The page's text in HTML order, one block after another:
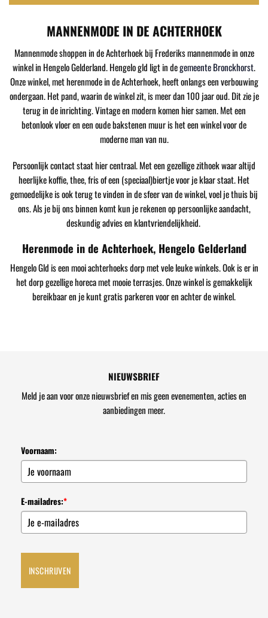
MANNENMODE IN DE ACHTERHOEK
Mannenmode shoppen in de Achterhoek bij Frederiks mannenmode in onze
winkel in Hengelo Gelderland. Hengelo gld ligt in degemeente Bronckhorst.
Onze winkel, met herenmode in de Achterhoek, heeft onlangs een verbouwing
ondergaan. Het pand, waarin de winkel zit, is meer dan 100 jaar oud. Dit zie je
terug in de inrichting. Vintage en modern komen hier samen. Met een
betonlook vloer en een oude bakstenen muur is het een winkel voor de
moderne man van nu.
Persoonlijk contact staat hier centraal. Met een gezellige zithoek waar altijd
heerlijke koffie, thee, fris of een (speciaal)biertje voor je klaar staat. Het
gemoedelijke is ook terug te vinden in de sfeer van de winkel, voel je thuis bij
ons. Als je bij ons binnen komt kun je rekenen op persoonlijke aandacht,
deskundig advies en klantvriendelijkheid.
Herenmode in de Achterhoek, Hengelo Gelderland
Hengelo Gld is een mooi achterhoeks dorp met vele leuke winkels. Ook is er in
het dorp gezellige horeca met mooie terrasjes. Onze winkel is gemakkelijk
bereikbaar en je kunt gratis parkeren voor en achter de winkel.
NIEUWSBRIEF
Meld je aan voor onze nieuwsbrief en mis geen evenementen, acties en
aanbiedingen meer.
Voornaam:
E-mailadres:*
INSCHRIJVEN